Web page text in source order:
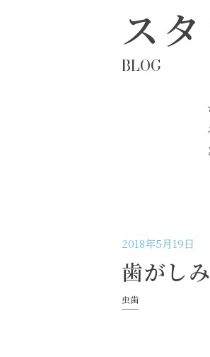
ス
BLOG
2018年5月19日
歯がし
虫歯